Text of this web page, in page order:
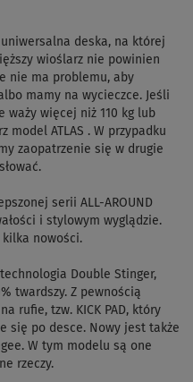
uniwersalna deska, na której
wioślarz nie powinien
nie ma problemu, aby
mamy na wycieczce. Jeśli
waży więcej niż 110 kg lub
model ATLAS . W przypadku
zaopatrzenie się w drugie
serii ALL-AROUND
i stylowym wyglądzie.
kilka nowości.
Double Stinger,
twardszy. Z pewnością
rufie, tzw. KICK PAD, który
się po desce. Nowy jest także
W tym modelu są one
rzeczy.